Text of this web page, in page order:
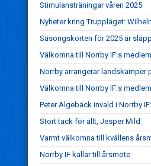
Stimulansträningar våren 2025
Nyheter kring Truppläget:
Säsongskorten för 2025 är
Välkomna till Norrby IF:s
Norrby arrangerar landskamper
Välkomna till Norrby IF:s
Peter Algebäck invald i Norrby
Stort tack för allt, Jesper Mild
Varmt välkomna till kvällens
Norrby IF kallar till årsmöte